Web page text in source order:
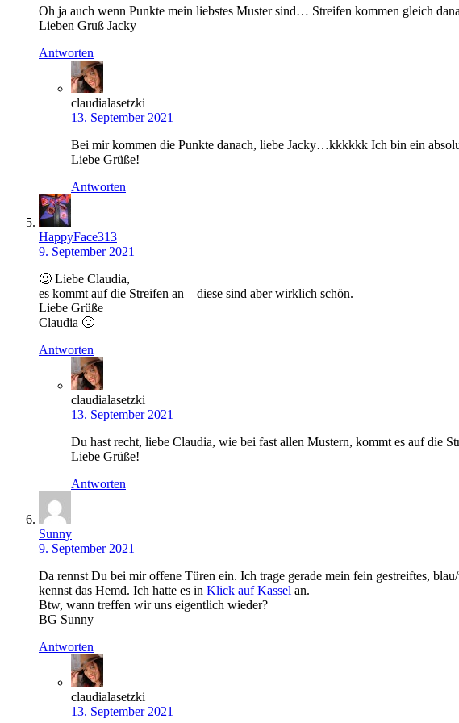
Oh ja auch wenn Punkte mein liebstes Muster sind… Streifen kommen gleich
Lieben Gruß Jacky
Antworten
claudialasetzki
13. September 2021
Bei mir kommen die Punkte danach, liebe Jacky…kkkkkk Ich bin ein
Liebe Grüße!
Antworten
HappyFace313
9. September 2021
🙂 Liebe Claudia,
es kommt auf die Streifen an – diese sind aber wirklich schön.
Liebe Grüße
Claudia 🙂
Antworten
claudialasetzki
13. September 2021
Du hast recht, liebe Claudia, wie bei fast allen Mustern, kommt es auf die
Liebe Grüße!
Antworten
Sunny
9. September 2021
Da rennst Du bei mir offene Türen ein. Ich trage gerade mein fein gestreiftes,
kennst das Hemd. Ich hatte es in Klick auf Kassel an.
Btw, wann treffen wir uns eigentlich wieder?
BG Sunny
Antworten
claudialasetzki
13. September 2021